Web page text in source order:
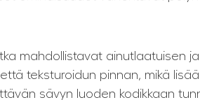
mahdollistavat ainutlaatuisen
teksturoidun pinnan, mikä
sävyn luoden kodikkaan